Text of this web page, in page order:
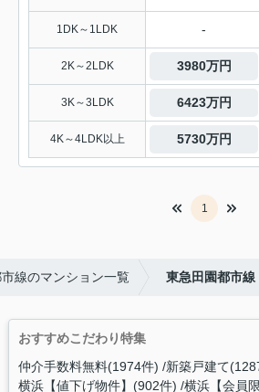
1DK～1LDK -
2K～2LDK 3980万円
3K～3LDK 6423万円
4K～4LDK以上 5730万円
1
線のマンション一覧 東急田園都市
おすすめこだわり特集
仲介手数料無料(1974件) 新築戸建て
横浜【値下げ物件】(902件) 横浜【会員